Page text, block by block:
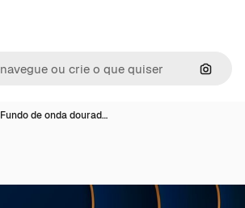
Fundo de onda dourad…